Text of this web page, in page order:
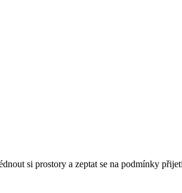
si prostory a zeptat se na podmínky